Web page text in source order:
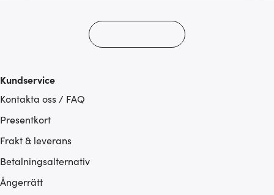
Kundservice
Kontakta oss / FAQ
Presentkort
Frakt & leverans
Betalningsalternativ
Ångerrätt